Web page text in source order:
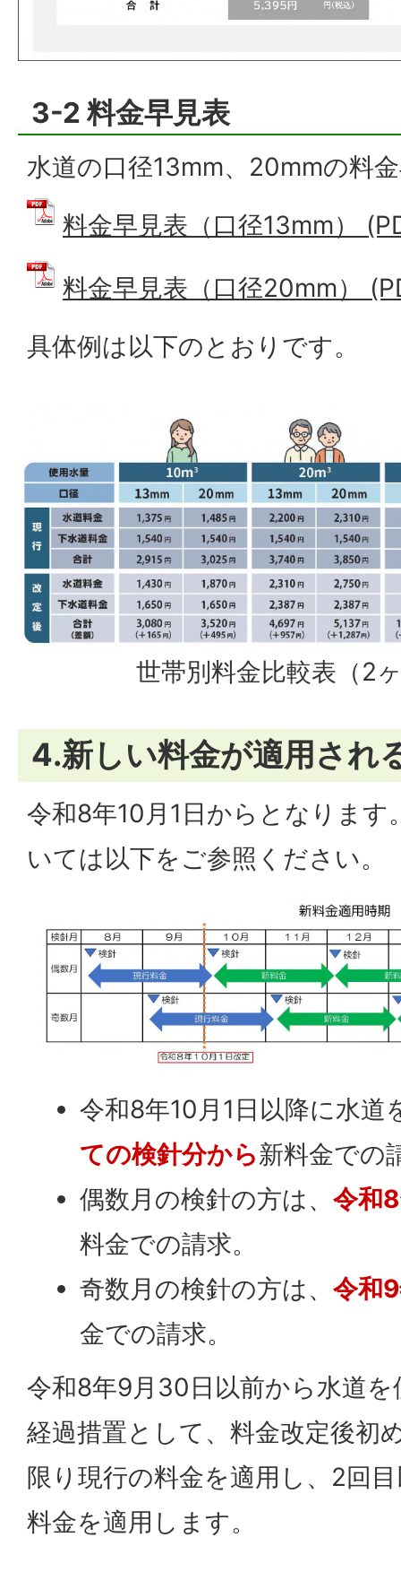
3-2 料金早見表
水道の口径13mm、20mmの料
料金早見表（口径13mm）
料金早見表（口径20mm）
具体例は以下のとおりです。
世帯別料金比較表（2
4.新しい料金が適用され
令和8年10月1日からとなります
いては以下をご参照ください。
令和8年10月1日以降に水道
ての検針分から新料金での
偶数月の検針の方は、令和
料金での請求。
奇数月の検針の方は、令和
金での請求。
令和8年9月30日以前から水道
経過措置として、料金改定後初
限り現行の料金を適用し、2回
料金を適用します。